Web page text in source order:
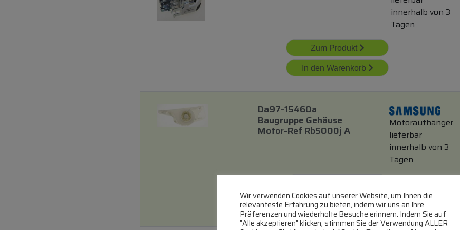
innerhalb von 3
Tagen
Zum Produkt
In den Warenkorb
Da97-15460a
Baugruppe Gehäuse
Motor-Ref Rb5000j A
Motoraufhänger
lieferbar
innerhalb von 3
Tagen
In den Warenkorb
Wir verwenden Cookies auf unserer Website, um Ihnen die
relevanteste Erfahrung zu bieten, indem wir uns an Ihre
Präferenzen und wiederholte Besuche erinnern. Indem Sie auf
"Alle akzeptieren" klicken, stimmen Sie der Verwendung ALLER